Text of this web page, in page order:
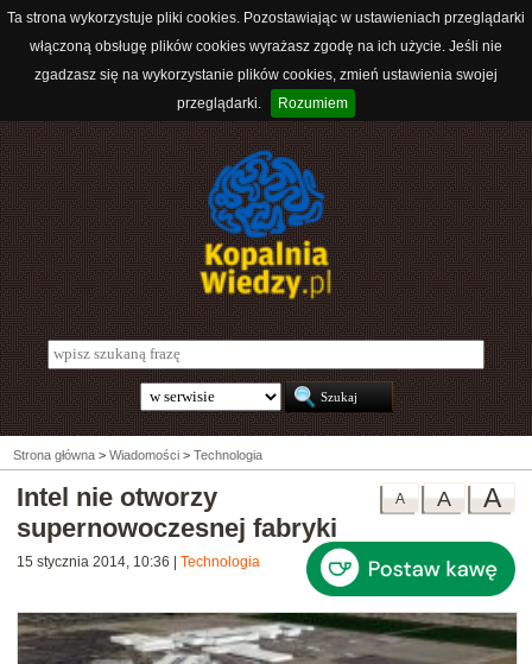
Ta strona wykorzystuje pliki cookies. Pozostawiając w ustawieniach przeglądarki
włączoną obsługę plików cookies wyrażasz zgodę na ich użycie. Jeśli nie
zgadzasz się na wykorzystanie plików cookies, zmień ustawienia swojej
przeglądarki.
Rozumiem
Strona główna > Wiadomości > Technologia
A
A
A
Intel nie otworzy
supernowoczesnej fabryki
15 stycznia 2014, 10:36 Technologia